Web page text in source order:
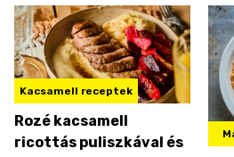
Kacsamell receptek
Rozé kacsamell
ricottás puliszkával és